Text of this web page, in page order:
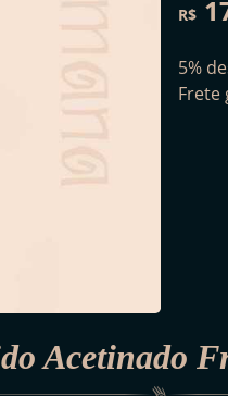
R$
5%
Frete
Acetinado